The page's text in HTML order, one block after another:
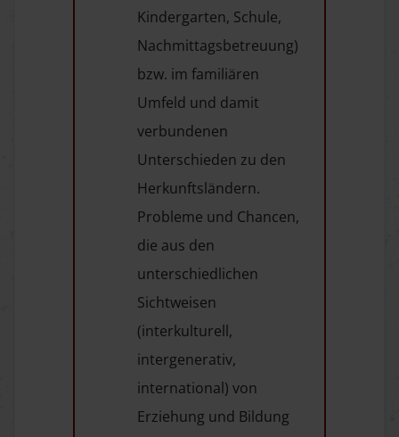
Kindergarten, Schule,
Nachmittagsbetreuung)
bzw. im familiären
Umfeld und damit
verbundenen
Unterschieden zu den
Herkunftsländern.
Probleme und Chancen,
die aus den
unterschiedlichen
Sichtweisen
(interkulturell,
intergenerativ,
international) von
Erziehung und Bildung